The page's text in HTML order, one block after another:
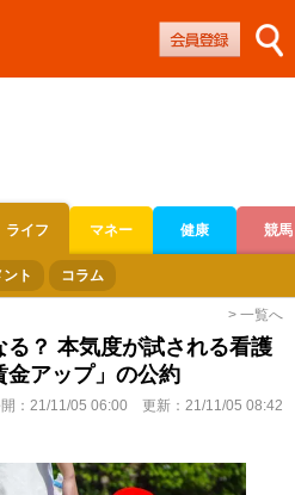
ライフ マネー 健康 競馬
ス
ト コラム
> 一覧へ
る？ 本気度が試される看護
金アップ」の公約
： 21/11/05 06:00 更新： 21/11/05 08:42